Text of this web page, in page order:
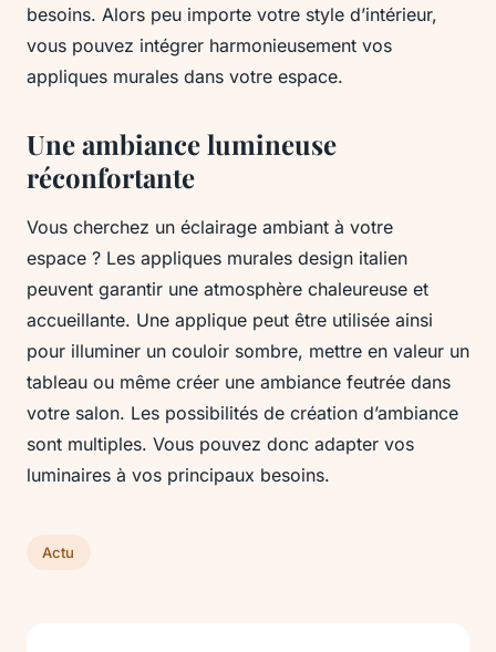
besoins. Alors peu importe votre style d’intérieur,
vous pouvez intégrer harmonieusement vos
appliques murales dans votre espace.
Une ambiance lumineuse
réconfortante
Vous cherchez un éclairage ambiant à votre
espace ? Les appliques murales design italien
peuvent garantir une atmosphère chaleureuse et
accueillante. Une applique peut être utilisée ainsi
pour illuminer un couloir sombre, mettre en valeur un
tableau ou même créer une ambiance feutrée dans
votre salon. Les possibilités de création d’ambiance
sont multiples. Vous pouvez donc adapter vos
luminaires à vos principaux besoins.
Actu